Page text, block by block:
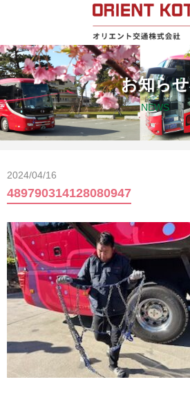
お知らせ
NEWS
2024/04/16
489790314128080947